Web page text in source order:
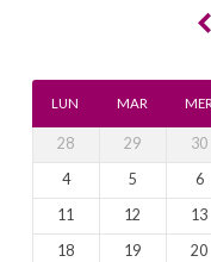
LUN MAR MER
28 29 30
4
5 6
11
12 13
18
19 20